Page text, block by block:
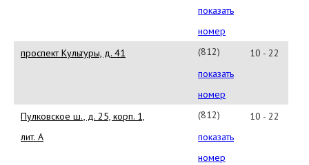
677-
57-
84
показать
номер
проспект Культуры, д. 41
(812)
424-
56-
63
показать
номер
10 - 22
Пулковское ш., д. 25, корп. 1,
лит. А
(812)
677-
57-
показать
номер
10 - 22